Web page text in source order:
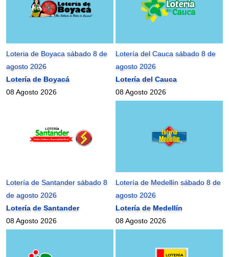
Loteria de Boyaca sábado 8 de
agosto 2026
Lotería de Boyacá
08 Agosto 2026
Lotería del Cauca sábado 8 de
agosto 2026
Lotería del Cauca
08 Agosto 2026
Lotería de Santander sábado 8
de agosto 2026
Lotería de Santander
08 Agosto 2026
Lotería de Medellín sábado 8 de
agosto 2026
Lotería de Medellín
08 Agosto 2026